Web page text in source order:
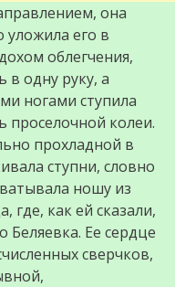
она
уложила его в
облегчения,
в одну руку, а
ногами ступила
колеи.
прохладной в
ступни, словно
ношу из
где, как ей сказали,
Беляевка. Ее сердце
сверчков,